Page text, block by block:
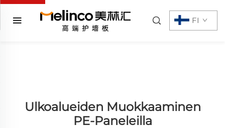
FI
Ulkoalueiden Muokkaaminen
PE-Paneleilla